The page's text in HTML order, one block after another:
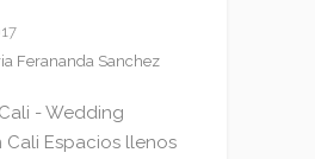
Ferananda Sanchez
- Wedding
Cali Espacios llenos